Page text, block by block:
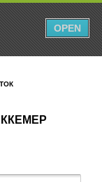
OPEN